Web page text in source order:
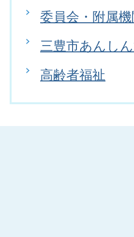
委員会・附属
三豊市あんし
高齢者福祉